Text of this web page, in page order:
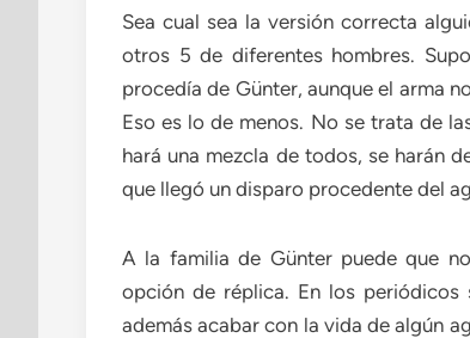
Sea cual sea la versión correcta
otros 5 de diferentes hombres.
procedía de Günter, aunque el arma
Eso es lo de menos. No se trata de
hará una mezcla de todos, se harán
que llegó un disparo procedente del
A la familia de Günter puede que
opción de réplica. En los
además acabar con la vida de algún